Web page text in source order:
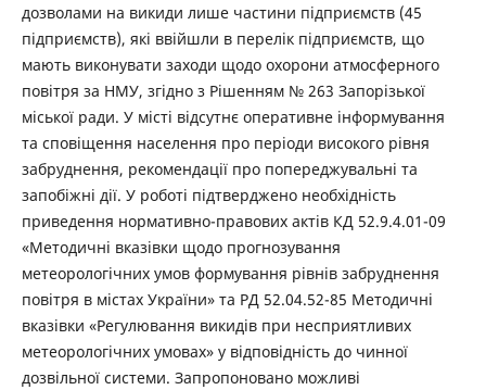
дозволами на викиди лише частини підприємств (45
підприємств), які ввійшли в перелік підприємств, що
мають виконувати заходи щодо охорони атмосферного
повітря за НМУ, згідно з Рішенням № 263 Запорізької
міської ради. У місті відсутнє оперативне інформування
та сповіщення населення про періоди високого рівня
забруднення, рекомендації про попереджувальні та
запобіжні дії. У роботі підтверджено необхідність
приведення нормативно-правових актів КД 52.9.4.01-09
«Методичні вказівки щодо прогнозування
метеорологічних умов формування рівнів забруднення
повітря в містах України» та РД 52.04.52-85 Методичні
вказівки «Регулювання викидів при несприятливих
метеорологічних умовах» у відповідність до чинної
дозвільної системи. Запропоновано можливі